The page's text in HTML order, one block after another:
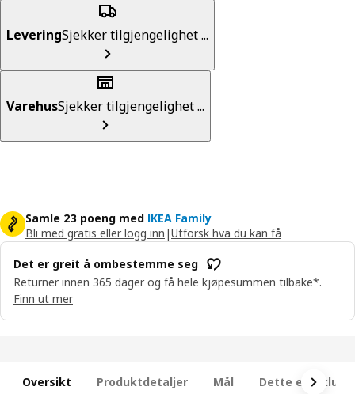
LeveringSjekker tilgjengelighet ...
VarehusSjekker tilgjengelighet ...
Samle 23 poeng med IKEA Family
Bli med gratis eller logg inn |Utforsk hva du kan få
Det er greit å ombestemme seg
Returner innen 365 dager og få hele kjøpesummen tilbake*.
Finn ut mer
Oversikt Produktdetaljer Mål Dette er